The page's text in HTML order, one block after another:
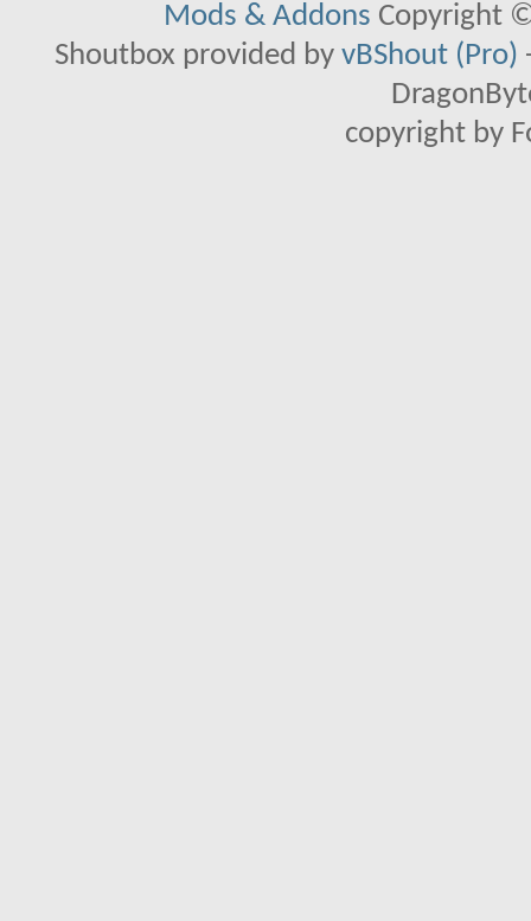
Mods & Addons Copyright
Shoutbox provided by vBShout (Pro)
copyright by